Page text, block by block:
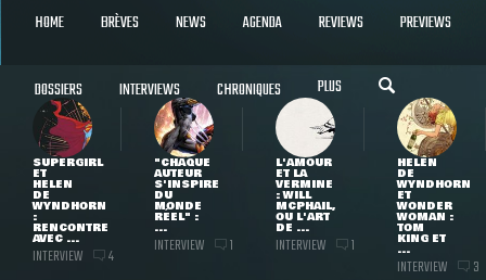
HOME BRÈVES NEWS AGENDA REVIEWS PREVIEWS
DOSSIERS INTERVIEWS CHRONIQUES PLUS
SUPERGIRL
ET
HELEN
DE
WYNDHORN
:
RENCONTRE
AVEC ...
INTERVIEW 4
"CHAQUE
AUTEUR
S'INSPIRE
DU
MONDE
RÉEL" :
...
INTERVIEW 1
L'AMOUR
ET LA
VERMINE
: WILL
MCPHAIL,
OU L'ART
DE ...
INTERVIEW 1
HELEN
DE
WYNDHORN
ET
WONDER
WOMAN :
TOM
KING ET
...
INTERVIEW 3